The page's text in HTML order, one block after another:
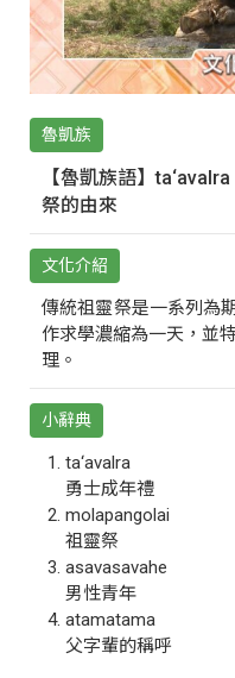
魯凱族
【魯凱族語】
祭的由來
文化介紹
傳統祖靈祭是一系列為
作求學濃縮為一天，並
理。
小辭典
ta‘avalra
勇士成年禮
molapangolai
祖靈祭
asavasavahe
男性青年
atamatama
父字輩的稱呼